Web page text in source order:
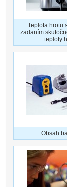
Teplota hrotu
zadaním
teploty
Obsah